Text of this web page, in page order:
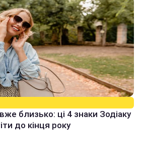
близько: ці 4 знаки Зодіаку
до кінця року